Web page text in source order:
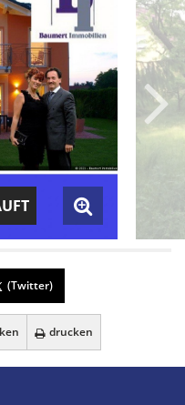
(Twitter)
drucken